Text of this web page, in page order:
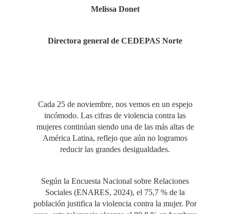
Melissa Donet
Directora general de CEDEPAS Norte
Cada 25 de noviembre, nos vemos en un espejo
incómodo. Las cifras de violencia contra las
mujeres continúan siendo una de las más altas de
América Latina, reflejo que aún no logramos
reducir las grandes desigualdades.
Según la Encuesta Nacional sobre Relaciones
Sociales (ENARES, 2024), el 75,7 % de la
población justifica la violencia contra la mujer. Por